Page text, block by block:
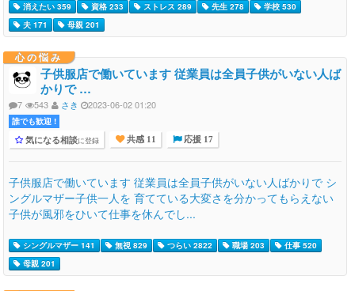
消えたい 359
資格 233 ストレス 289 先生 278
学校 530
夫 171
母親 201
心の悩み
子供服店で働いています 従業員は全員子供がいない人ば
かりで …
7 543 さき 2023-06-02 01:20
誰でも歓迎 !
気になる相談に登録 共感 11 応援 17
子供服店で働いています 従業員は全員子供がいない人ばかりで シ
ングルマザー子供一人を 育てている大変さを分かってもらえない
子供が風邪をひいて仕事を休んでし...
シングルマザー 141 無視 829 つらい 2822 職場 203
仕事 520
母親 201